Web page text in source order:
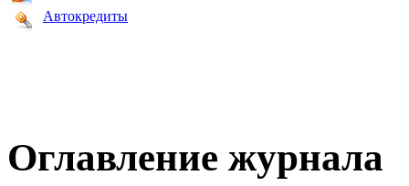
Автокредиты
Оглавление журнала